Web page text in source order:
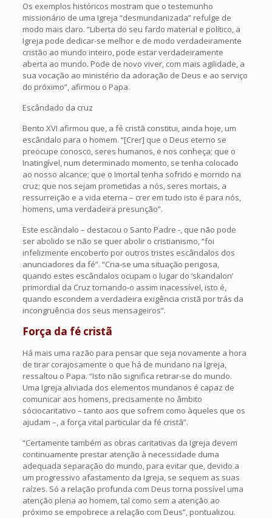
Os exemplos históricos mostram que o testemunho
missionário de uma Igreja “desmundanizada” refulge de
modo mais claro. “Liberta do seu fardo material e político, a
Igreja pode dedicar-se melhor e de modo verdadeiramente
cristão ao mundo inteiro, pode estar verdadeiramente
aberta ao mundo. Pode de novo viver, com mais agilidade, a
sua vocação ao ministério da adoração de Deus e ao serviço
do próximo”, afirmou o Papa.
Escândado da cruz
Bento XVI afirmou que, a fé cristã constitui, ainda hoje, um
escândalo para o homem. “[Crer] que o Deus eterno se
preocupe conosco, seres humanos, e nos conheça; que o
Inatingível, num determinado momento, se tenha colocado
ao nosso alcance; que o Imortal tenha sofrido e morrido na
cruz; que nos sejam prometidas a nós, seres mortais, a
ressurreição e a vida eterna – crer em tudo isto é para nós,
homens, uma verdadeira presunção”.
Este escândalo – destacou o Santo Padre -, que não pode
ser abolido se não se quer abolir o cristianismo, “foi
infelizmente encoberto por outros tristes escândalos dos
anunciadores da fé”. “Cria-se uma situação perigosa,
quando estes escândalos ocupam o lugar do ‘skandalon’
primordial da Cruz tornando-o assim inacessível, isto é,
quando escondem a verdadeira exigência cristã por trás da
incongruência dos seus mensageiros”.
Força da fé cristã
Há mais uma razão para pensar que seja novamente a hora
de tirar corajosamente o que há de mundano na Igreja,
ressaltou o Papa. “Isto não significa retirar-se do mundo.
Uma Igreja aliviada dos elementos mundanos é capaz de
comunicar aos homens, precisamente no âmbito
sóciocaritativo – tanto aos que sofrem como àqueles que os
ajudam –, a força vital particular da fé cristã”.
“Certamente também as obras caritativas da Igreja devem
continuamente prestar atenção à necessidade duma
adequada separação do mundo, para evitar que, devido a
um progressivo afastamento da Igreja, se sequem as suas
raízes. Só a relação profunda com Deus torna possível uma
atenção plena ao homem, tal como sem a atenção ao
próximo se empobrece a relação com Deus”, pontualizou.